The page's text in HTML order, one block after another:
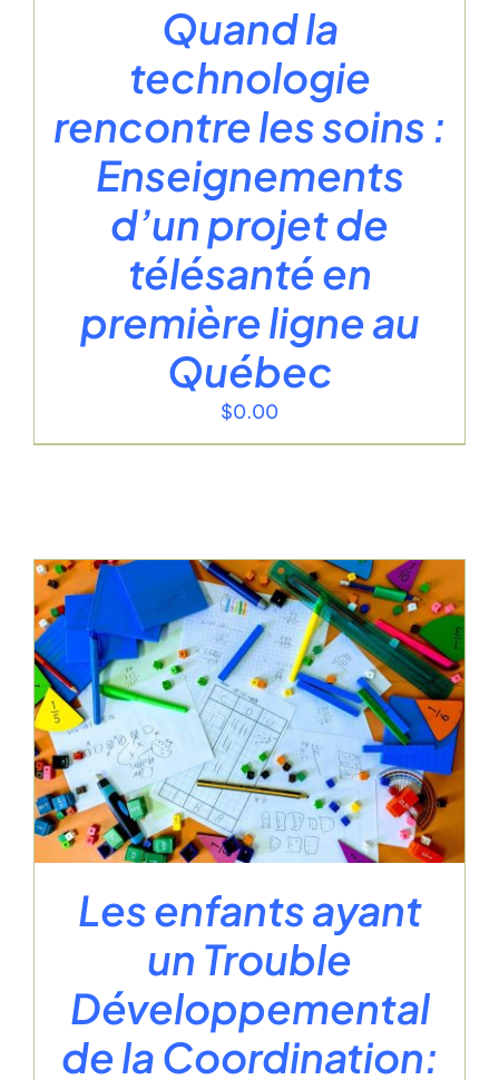
Quand la
technologie
rencontre les soins :
Enseignements
d’un projet de
télésanté en
première ligne au
Québec
$0.00
Les enfants ayant
un Trouble
Développemental
de la Coordination: